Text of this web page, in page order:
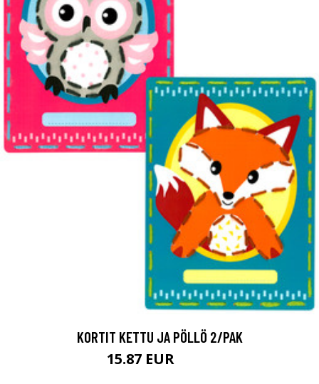
KORTIT KETTU JA PÖLLÖ 2/PAK
15.87 EUR